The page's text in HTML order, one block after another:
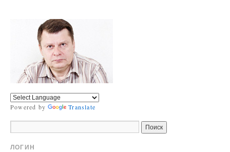
Powered by Translate
ЛОГИН